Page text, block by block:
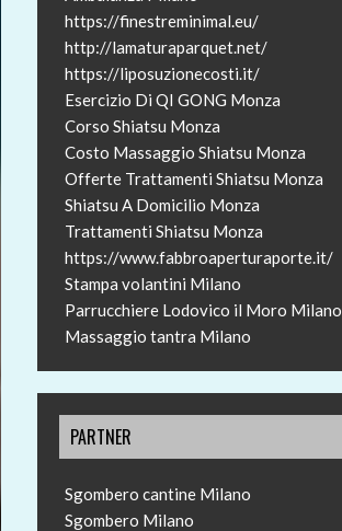
https://finestreminimal.eu/
http://lamaturaparquet.net/
https://liposuzionecosti.it/
Esercizio Di QI GONG Monza
Corso Shiatsu Monza
Costo Massaggio Shiatsu Monza
Offerte Trattamenti Shiatsu Monza
Shiatsu A Domicilio Monza
Trattamenti Shiatsu Monza
https://www.fabbroaperturaporte.it/
Stampa volantini Milano
Parrucchiere Lodovico il Moro Milano
Massaggio tantra Milano
PARTNER
Sgombero cantine Milano
Sgombero Milano